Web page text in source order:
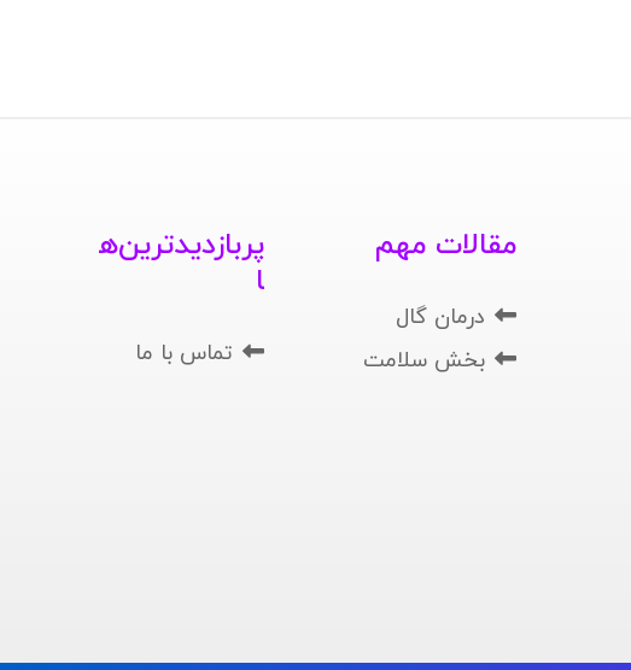
مقالات مهم
درمان گال
بخش سلامت
پربازدیدترین‌ه
ا
تماس با ما